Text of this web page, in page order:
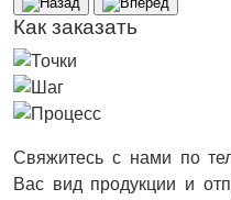
Как заказать
Свяжитесь с нами по
Вас вид продукции и